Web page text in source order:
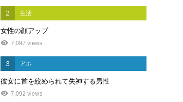
2 生活
女性の顔アップ
7,097 views
3 アホ
彼女に首を絞められて失神する男性
7,092 views